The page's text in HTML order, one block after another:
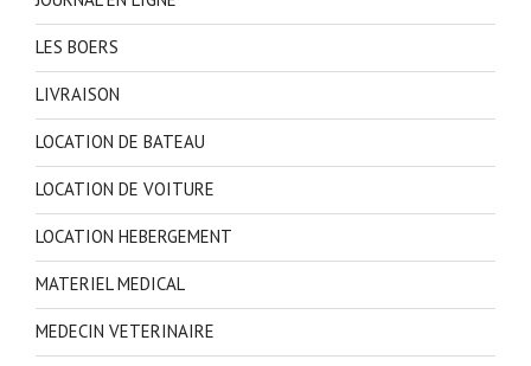
LES BOERS
LIVRAISON
LOCATION DE BATEAU
LOCATION DE VOITURE
LOCATION HEBERGEMENT
MATERIEL MEDICAL
MEDECIN VETERINAIRE